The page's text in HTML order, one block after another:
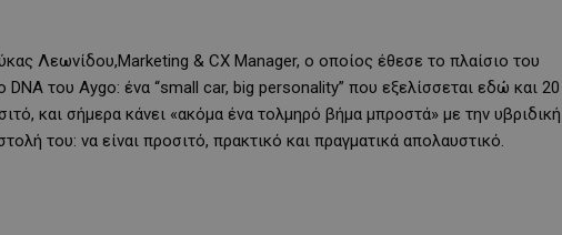
Λεωνίδου,Marketing & CX Manager, ο οποίος έθεσε το πλαίσιο του
DNA του Aygo: ένα “small car, big personality” που εξελίσσεται εδώ και 20
και σήμερα κάνει «ακόμα ένα τολμηρό βήμα μπροστά» με την υβριδική
του: να είναι προσιτό, πρακτικό και πραγματικά απολαυστικό.